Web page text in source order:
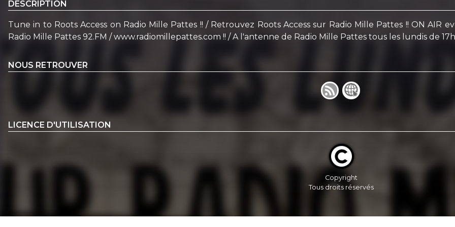
DESCRIPTION
Tune in to Roots Access on Radio Mille Pattes !! / Retrouvez Roots Access sur Radio Mille Pattes !! ON AIR
Radio Mille Pattes 92.FM / www.radiomillepattes.com !! / A l'antenne de Radio Mille Pattes tous les lundis de
NOUS RETROUVER
LICENCE D'UTILISATION
Copyright
Tous droits réservés